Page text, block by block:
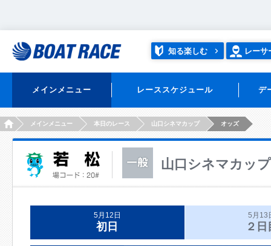
知る楽しむ レーサ
メインメニュー レーススケジュール デ
HOMEメインメニュー 本日のレース 山口シネマカップ オッズ
山口シネマカップ
5月12日
初日
5月13
２日